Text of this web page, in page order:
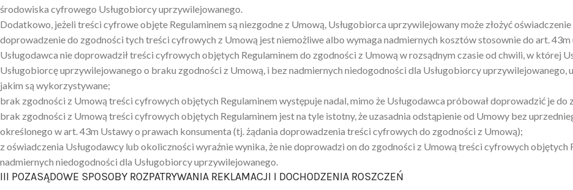
środowiska cyfrowego Usługobiorcy uprzywilejowanego.
Dodatkowo, jeżeli treści cyfrowe objęte Regulaminem są niezgodne z Umową, Usługobiorca uprzywilejowany może złożyć
doprowadzenie do zgodności tych treści cyfrowych z Umową jest niemożliwe albo wymaga nadmiernych kosztów stosownie do art. 43m
Usługodawca nie doprowadził treści cyfrowych objętych Regulaminem do zgodności z Umową w rozsądnym czasie od chwili, w której
Usługobiorcę uprzywilejowanego o braku zgodności z Umową, i bez nadmiernych niedogodności dla Usługobiorcy uprzywilejowanego,
jakim są wykorzystywane;
brak zgodności z Umową treści cyfrowych objętych Regulaminem występuje nadal, mimo że Usługodawca próbował doprowadzić je do
brak zgodności z Umową treści cyfrowych objętych Regulaminem jest na tyle istotny, że uzasadnia odstąpienie od Umowy bez
określonego w art. 43m Ustawy o prawach konsumenta (tj. żądania doprowadzenia treści cyfrowych do zgodności z Umową);
z oświadczenia Usługodawcy lub okoliczności wyraźnie wynika, że nie doprowadzi on do zgodności z Umową treści cyfrowych objętych
nadmiernych niedogodności dla Usługobiorcy uprzywilejowanego.
III POZASĄDOWE SPOSOBY ROZPATRYWANIA REKLAMACJI I DOCHODZENIA ROSZCZEŃ